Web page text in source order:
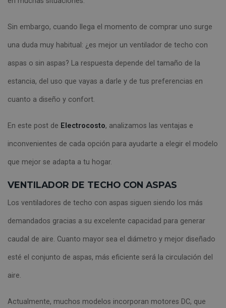
Sin embargo, cuando llega el momento de comprar uno surge
una duda muy habitual: ¿es mejor un ventilador de techo con
aspas o sin aspas? La respuesta depende del tamaño de la
estancia, del uso que vayas a darle y de tus preferencias en
cuanto a diseño y confort.
En este post de Electrocosto, analizamos las ventajas e
inconvenientes de cada opción para ayudarte a elegir el modelo
que mejor se adapta a tu hogar.
VENTILADOR DE TECHO CON ASPAS
Los ventiladores de techo con aspas siguen siendo los más
demandados gracias a su excelente capacidad para generar
caudal de aire. Cuanto mayor sea el diámetro y mejor diseñado
esté el conjunto de aspas, más eficiente será la circulación del
aire.
Actualmente, muchos modelos incorporan motores DC, que